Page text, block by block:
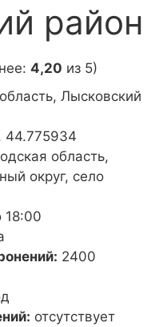
район
4,20 из 5)
Лысковский
44.775934
область,
округ, село
18:00
2400
отсутствует